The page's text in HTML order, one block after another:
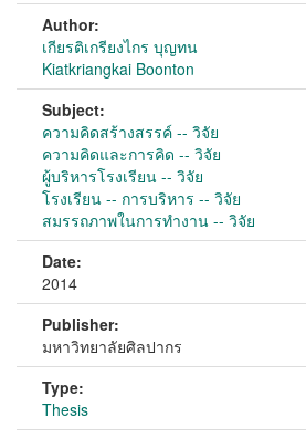
Author:
เกียรติเกรียงไกร บุญทน
Kiatkriangkai Boonton
Subject:
ความคิดสร้างสรรค์ -- วิจัย
ความคิดและการคิด -- วิจัย
ผู้บริหารโรงเรียน -- วิจัย
โรงเรียน -- การบริหาร -- วิจัย
สมรรถภาพในการทำงาน -- วิจัย
Date:
2014
Publisher:
มหาวิทยาลัยศิลปากร
Type:
Thesis